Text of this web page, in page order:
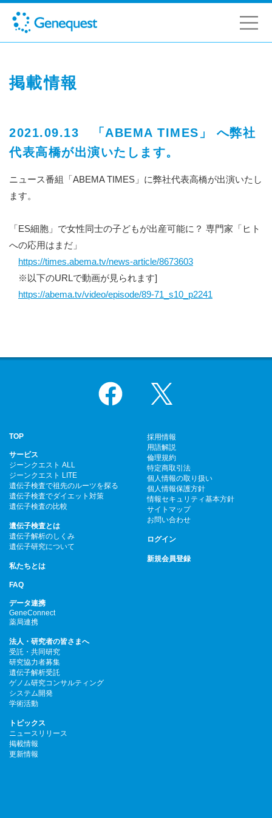
掲載情報
2021.09.13 「ABEMA TIMES」 へ弊社
代表高橋が出演いたします。
ニュース番組「ABEMA TIMES」に弊社代表高橋が出演いたし
ます。
「ES細胞」で女性同士の子どもが出産可能に？ 専門家「ヒト
への応用はまだ」
https://times.abema.tv/news-article/8673603
※以下のURLで動画が見られます]
https://abema.tv/video/episode/89-71_s10_p2241
Facebook
TOP
サービス
ジーンクエスト ALL
ジーンクエスト LITE
遺伝子検査で祖先のルーツを探る
遺伝子検査でダイエット対策
遺伝子検査の比較
遺伝子検査とは
遺伝子解析のしくみ
遺伝子研究について
私たちとは
FAQ
データ連携
GeneConnect
薬局連携
法人・研究者の皆さまへ
受託・共同研究
研究協力者募集
遺伝子解析受託
ゲノム研究コンサルティング
システム開発
学術活動
トピックス
ニュースリリース
掲載情報
更新情報
採用情報
用語解説
倫理規約
特定商取引法
個人情報の取り扱い
個人情報保護方針
情報セキュリティ基本方針
サイトマップ
お問い合わせ
ログイン
新規会員登録